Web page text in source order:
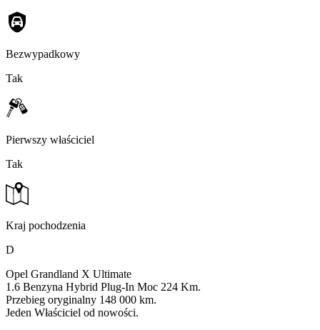
Bezwypadkowy
Tak
Pierwszy właściciel
Tak
Kraj pochodzenia
D
Opel Grandland X Ultimate
1.6 Benzyna Hybrid Plug-In Moc 224 Km.
Przebieg oryginalny 148 000 km.
Jeden Właściciel od nowości.